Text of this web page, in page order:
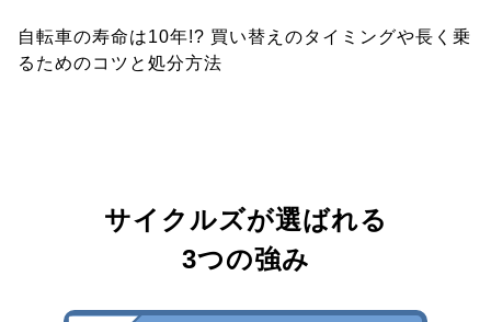
自転車の寿命は10年!? 買い替えのタイミングや長く乗
るためのコツと処分方法
サイクルズが選ばれる
3つの強み